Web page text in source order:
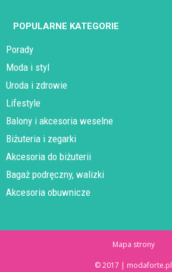
POPULARNE KATEGORIE
Porady
Moda i styl
Uroda i zdrowie
Lifestyle
Balony i akcesoria weselne
Biżuteria i zegarki
Akcesoria do biżuterii
Bagaż podręczny, walizki
Akcesoria obuwnicze
Mapa strony
© 2017 | modaforte.pl